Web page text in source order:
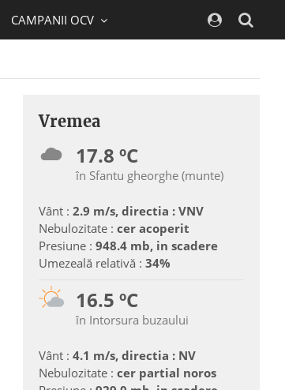
CAMPANII OCV
Vremea
17.8 ºC
în Sfantu gheorghe (munte)
Vânt : 2.9 m/s, directia : VNV
Nebulozitate : cer acoperit
Presiune : 948.4 mb, in scadere
Umezeală relativă : 34%
16.5 ºC
în Intorsura buzaului
Vânt : 4.1 m/s, directia : NV
Nebulozitate : cer partial noros